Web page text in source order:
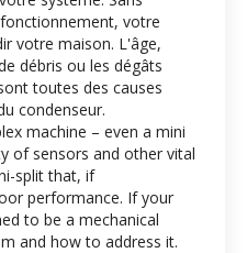
votre
votre maison. L'âge,
débris ou les dégâts
toutes des causes
condenseur.
machine – even a mini
of sensors and other vital
split that, if
performance. If your
to be a mechanical
and how to address it.